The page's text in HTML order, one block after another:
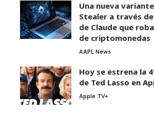
Una nueva
Stealer a través
de Claude que
de criptomonedas
AAPL News
Hoy se estrena la
de Ted Lasso en
Apple TV+